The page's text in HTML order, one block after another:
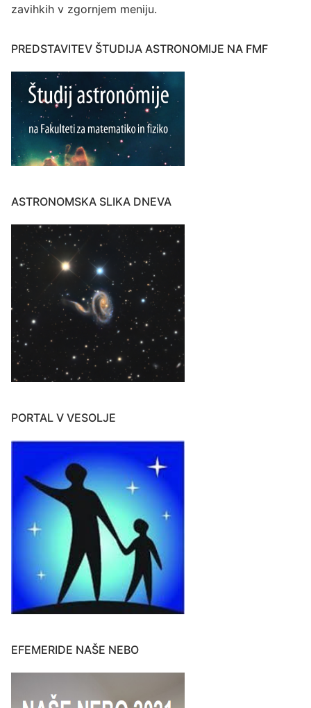
zavihkih v zgornjem meniju.
PREDSTAVITEV ŠTUDIJA ASTRONOMIJE NA FMF
ASTRONOMSKA SLIKA DNEVA
PORTAL V VESOLJE
EFEMERIDE NAŠE NEBO